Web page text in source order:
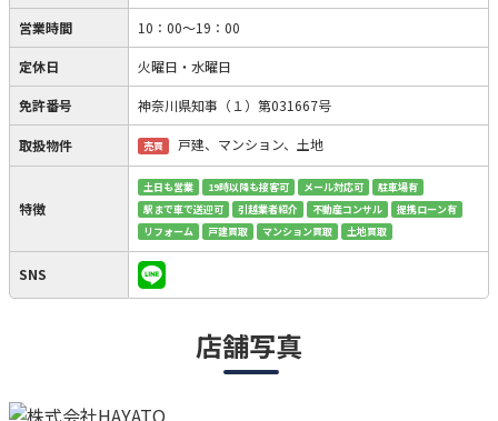
営業時間 10：00～19：00
定休日 火曜日・水曜日
免許番号 神奈川県知事（１）第031667号
取扱物件 売買 戸建、マンション、土地
特徴
土日も営業 19時以降も接客可 メール対応可
駐車場有
駅まで車で送迎可
引越業者紹介 不動産コンサル
提携ローン有
リフォーム
戸建買取 マンション買取 土地買取
SNS
店舗写真